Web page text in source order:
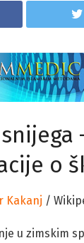
o
Kakanj /
u zimskim